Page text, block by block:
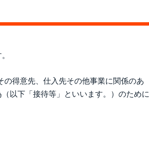
の得意先、仕入先その他事業に関係のあ
以下「接待等」といいます。）のために